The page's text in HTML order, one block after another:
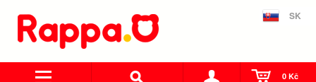
SK
0 Kč